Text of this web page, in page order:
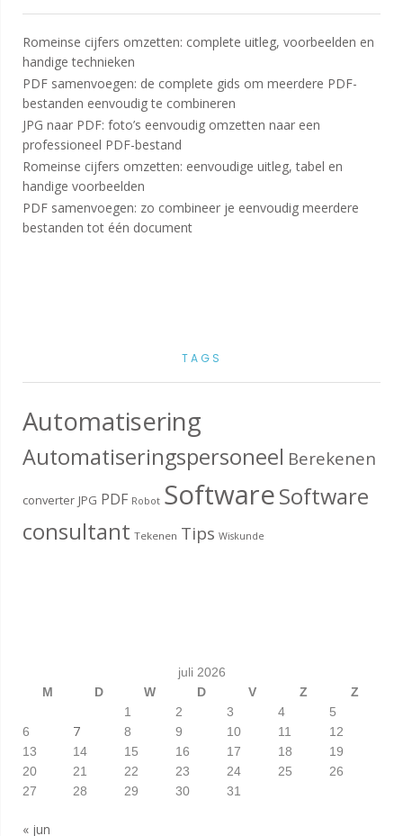
Romeinse cijfers omzetten: complete uitleg, voorbeelden en
handige technieken
PDF samenvoegen: de complete gids om meerdere PDF-
bestanden eenvoudig te combineren
JPG naar PDF: foto’s eenvoudig omzetten naar een
professioneel PDF-bestand
Romeinse cijfers omzetten: eenvoudige uitleg, tabel en
handige voorbeelden
PDF samenvoegen: zo combineer je eenvoudig meerdere
bestanden tot één document
TAGS
Automatisering
Automatiseringspersoneel Berekenen
converter JPG PDF Robot SoftwareSoftware
consultant Tekenen Tips Wiskunde
juli 2026
M
D W D V Z
Z
1
2 3 4
5
6
7 8 9 10 11
12
13
14 15 16 17 18
19
20
21 22 23 24 25
26
27
28 29 30 31
« jun